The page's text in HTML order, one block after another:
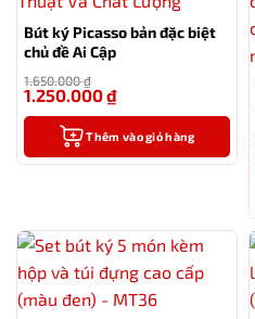
Bút ký Picasso bản đặc biệt
chủ đề Ai Cập
1.650.000₫
1.250.000₫
Thêm vào giỏ hàng